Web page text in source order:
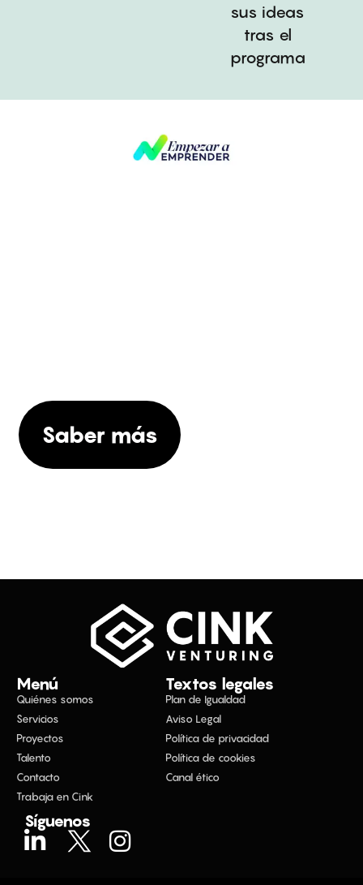
sus ideas
tras el
programa
Saber más
Menú
Quiénes somos
Servicios
Proyectos
Talento
Contacto
Trabaja en Cink
Textos legales
Plan de Igualdad
Aviso Legal
Política de privacidad
Política de cookies
Canal ético
Síguenos